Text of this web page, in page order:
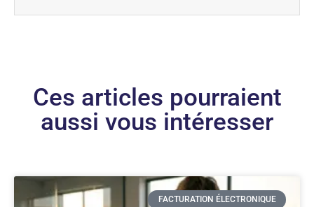
Ces articles pourraient
aussi vous intéresser
FACTURATION ÉLECTRONIQUE